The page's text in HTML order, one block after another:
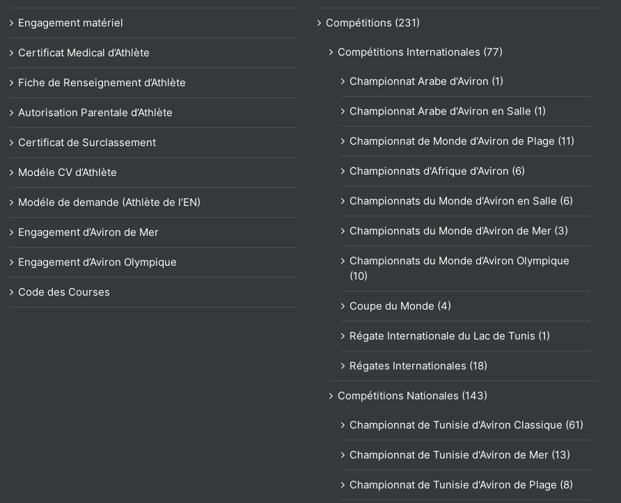
Engagement matériel
Certificat Medical d’Athlète
Fiche de Renseignement d’Athlète
Autorisation Parentale d’Athlète
Certificat de Surclassement
Modéle CV d’Athlète
Modéle de demande (Athlète de l’EN)
Engagement d’Aviron de Mer
Engagement d’Aviron Olympique
Code des Courses
Compétitions (231)
Compétitions Internationales (77)
Championnat Arabe d'Aviron (1)
Championnat Arabe d'Aviron en Salle (1)
Championnat de Monde d'Aviron de Plage (11)
Championnats d'Afrique d'Aviron (6)
Championnats du Monde d'Aviron en Salle (6)
Championnats du Monde d’Aviron de Mer (3)
Championnats du Monde d’Aviron Olympique
(10)
Coupe du Monde (4)
Régate Internationale du Lac de Tunis (1)
Régates Internationales (18)
Compétitions Nationales (143)
Championnat de Tunisie d'Aviron Classique (61)
Championnat de Tunisie d'Aviron de Mer (13)
Championnat de Tunisie d'Aviron de Plage (8)